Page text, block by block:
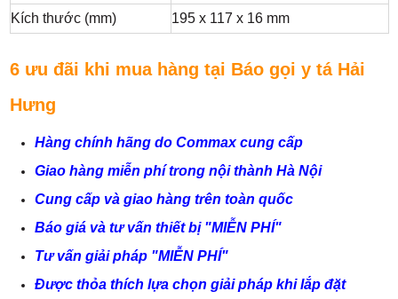
Kích thước (mm)
195 x 117 x 16 mm
6 ưu đãi khi mua hàng tại Báo gọi y tá Hải
Hưng
Hàng chính hãng do Commax cung cấp
Giao hàng miễn phí trong nội thành Hà Nội
Cung cấp và giao hàng trên toàn quốc
Báo giá và tư vấn thiết bị "MIỄN PHÍ"
Tư vấn giải pháp "MIỄN PHÍ"
Được thỏa thích lựa chọn giải pháp khi lắp đặt